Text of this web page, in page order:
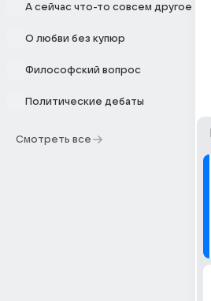
А сейчас что-то совсем другое
О любви без купюр
Философский вопрос
Политические дебаты
Смотреть все